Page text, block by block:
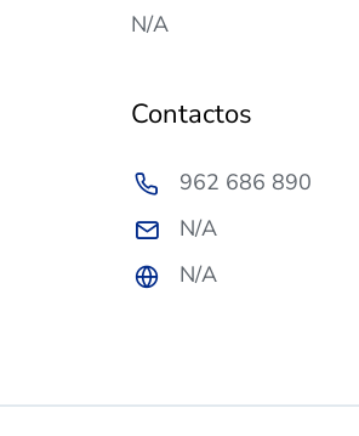
N/A
Contactos
962 686 890
N/A
N/A